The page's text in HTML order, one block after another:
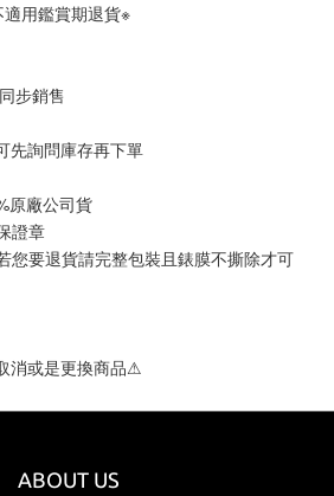
用鑑賞期退貨※
步銷售
先詢問庫存再下單
原廠公司貨
證章
您要退貨請完整包裝且錶膜不撕除才可
消或是更換商品⚠
ABOUT US